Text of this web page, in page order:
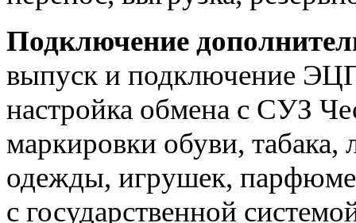
Подключение
выпуск и подключение
настройка обмена с СУЗ
маркировки обуви, табака,
одежды, игрушек,
с государственной